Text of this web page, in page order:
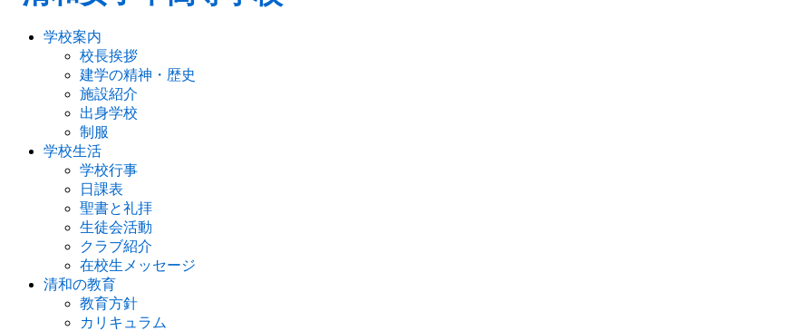
学校案内
校長挨拶
建学の精神・歴史
施設紹介
出身学校
制服
学校生活
学校行事
日課表
聖書と礼拝
生徒会活動
クラブ紹介
在校生メッセージ
清和の教育
教育方針
カリキュラム